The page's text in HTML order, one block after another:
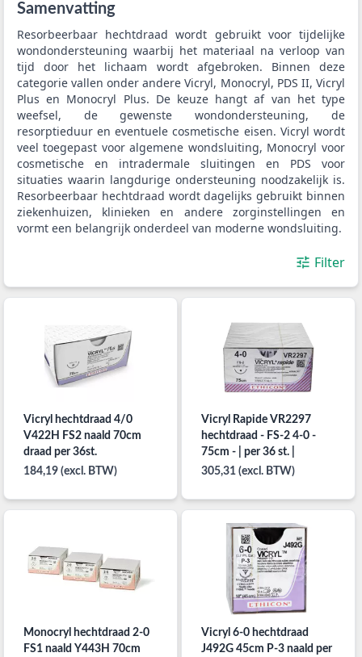
Samenvatting
Resorbeerbaar hechtdraad wordt gebruikt voor tijdelijke
wondondersteuning waarbij het materiaal na verloop van
tijd door het lichaam wordt afgebroken. Binnen deze
categorie vallen onder andere Vicryl, Monocryl, PDS II, Vicryl
Plus en Monocryl Plus. De keuze hangt af van het type
weefsel, de gewenste wondondersteuning, de
resorptieduur en eventuele cosmetische eisen. Vicryl wordt
veel toegepast voor algemene wondsluiting, Monocryl voor
cosmetische en intradermale sluitingen en PDS voor
situaties waarin langdurige ondersteuning noodzakelijk is.
Resorbeerbaar hechtdraad wordt dagelijks gebruikt binnen
ziekenhuizen, klinieken en andere zorginstellingen en
vormt een belangrijk onderdeel van moderne wondsluiting.
Filter
Vicryl hechtdraad 4/0
V422H FS2 naald 70cm
draad per 36st.
184,19 (excl. BTW)
Vicryl Rapide VR2297
hechtdraad - FS-2 4-0 -
75cm - | per 36 st. |
305,31 (excl. BTW)
Monocryl hechtdraad 2-0
FS1 naald Y443H 70cm
Vicryl 6-0 hechtdraad
J492G 45cm P-3 naald per